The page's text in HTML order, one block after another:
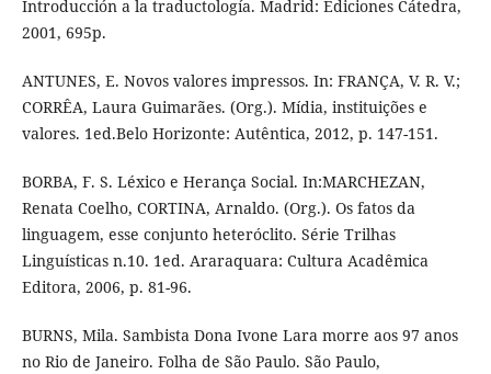
Introducción a la traductología. Madrid: Ediciones Cátedra,
2001, 695p.
ANTUNES, E. Novos valores impressos. In: FRANÇA, V. R. V.;
CORRÊA, Laura Guimarães. (Org.). Mídia, instituições e
valores. 1ed.Belo Horizonte: Autêntica, 2012, p. 147-151.
BORBA, F. S. Léxico e Herança Social. In:MARCHEZAN,
Renata Coelho, CORTINA, Arnaldo. (Org.). Os fatos da
linguagem, esse conjunto heteróclito. Série Trilhas
Linguísticas n.10. 1ed. Araraquara: Cultura Acadêmica
Editora, 2006, p. 81-96.
BURNS, Mila. Sambista Dona Ivone Lara morre aos 97 anos
no Rio de Janeiro. Folha de São Paulo. São Paulo,